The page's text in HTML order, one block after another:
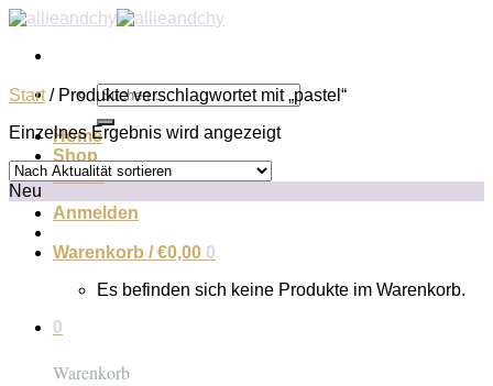
Zum
springen
Suchen
nach:
Home
Shop
About
Anmelden
Warenkorb /€0,00 0
Es befinden sich keine Produkte im Warenkorb.
0
Warenkorb
Start /Produkte verschlagwortet mit „pastel“
Einzelnes Ergebnis wird angezeigt
Neu